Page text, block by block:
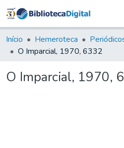
&
Tudo na
Digital
Início Hemeroteca
O Imparcial, 1970, 6332
O Imparcial, 1970,